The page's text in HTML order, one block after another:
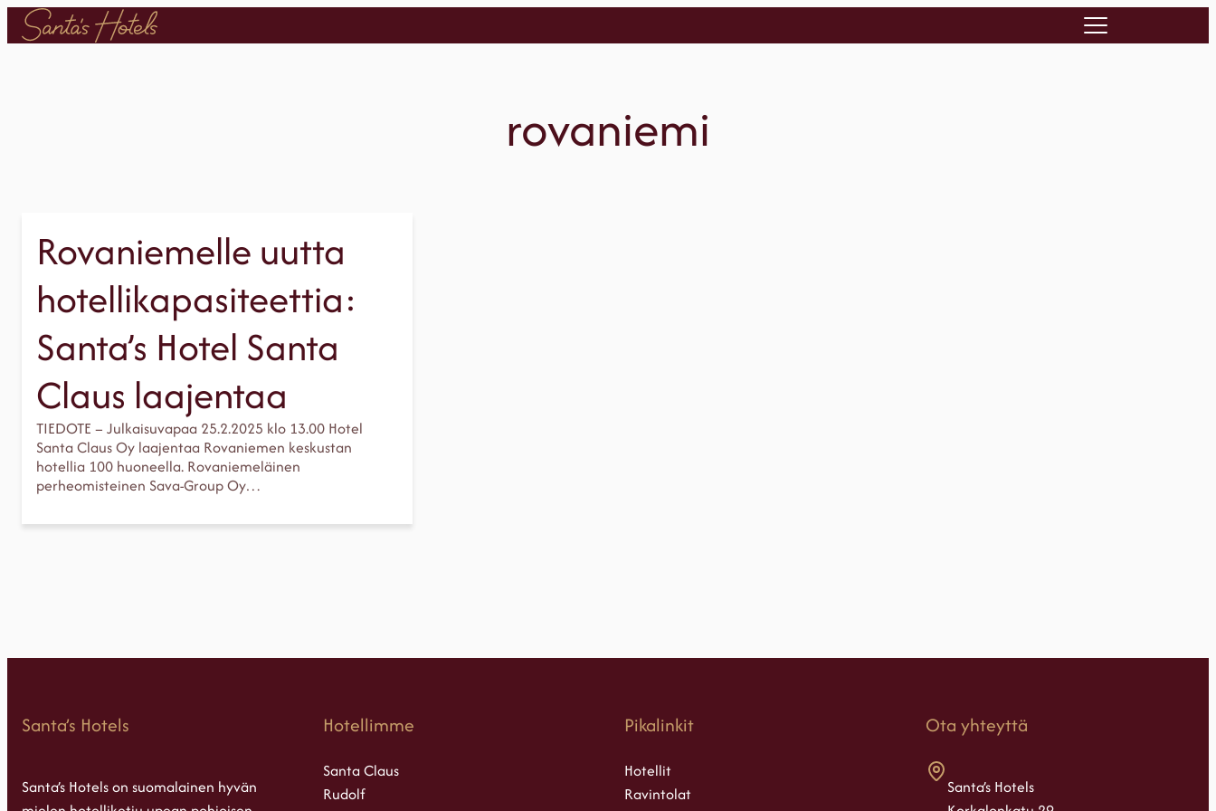
Siirry
sisältöön
rovaniemi
Rovaniemelle uutta
hotellikapasiteettia:
Santa’s Hotel Santa
Claus laajentaa
TIEDOTE – Julkaisuvapaa 25.2.2025 klo 13.00 Hotel
Santa Claus Oy laajentaa Rovaniemen keskustan
hotellia 100 huoneella. Rovaniemeläinen
perheomisteinen Sava-Group Oy…
Santa’s Hotels
Santa’s Hotels on suomalainen hyvän
Hotellimme
Santa Claus
Rudolf
Pikalinkit
Hotellit
Ravintolat
Ota yhteyttä
Santa’s Hotels